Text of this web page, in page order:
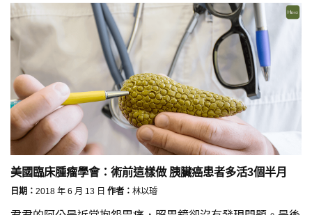
美國臨床腫瘤學會：術前這樣做 胰臟癌患者多活3個半月
日期： 2018 年 6 月 13 日 作者： 林以璿